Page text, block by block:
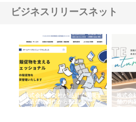
ビジネスリリースネット
株式会社耕文社が品川で実現す
る販促物製作から配送までワン
ストップ対応
株式会
舗の内
由